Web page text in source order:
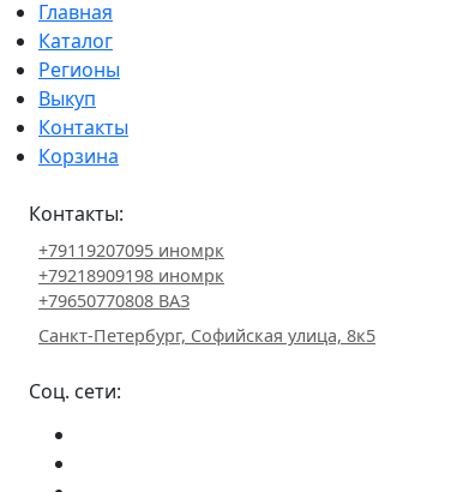
Главная
Каталог
Регионы
Выкуп
Контакты
Корзина
Контакты:
+79119207095 иномрк
+79218909198 иномрк
+79650770808 ВАЗ
Санкт-Петербург, Софийская улица, 8к5
Соц. сети: